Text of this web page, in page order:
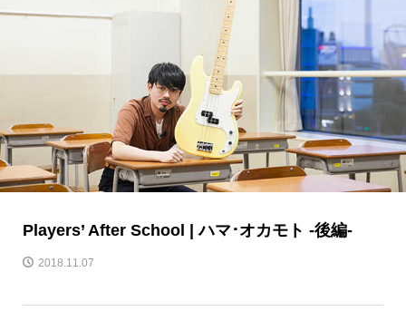
Players’ After School | ハマ･オカモト -後編-
2018.11.07